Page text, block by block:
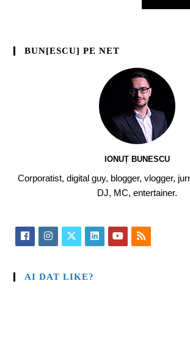
BUN[ESCU] PE NET
IONUȚ BUNESCU
Corporatist, digital guy, blogger, vlogger,
DJ, MC, entertainer.
AI DAT LIKE?